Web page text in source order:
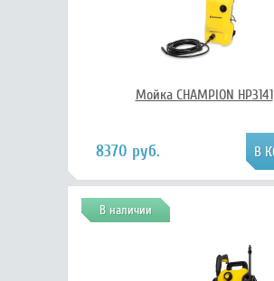
Мойка CHAMPION HP3141
8370 руб.
В наличии